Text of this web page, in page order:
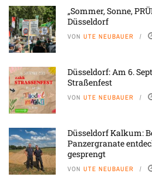
„Sommer, Sonne,
Düsseldorf
VON UTE NEUBAUER
Düsseldorf: Am 6.
Straßenfest
VON UTE NEUBAUER
Düsseldorf Kalkum:
Panzergranate
gesprengt
VON UTE NEUBAUER